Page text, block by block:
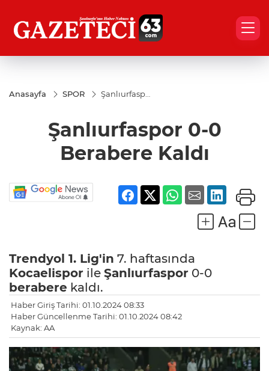
Anasayfa SPOR
Şanlıurfaspor
Şanlıurfaspor 0-0
Berabere Kaldı
Trendyol 1. Lig'in 7. haftasında
Kocaelispor ile Şanlıurfaspor 0-0
berabere kaldı.
Haber Giriş Tarihi: 01.10.2024 08:33
Haber Güncellenme Tarihi: 01.10.2024 08:42
Kaynak: AA